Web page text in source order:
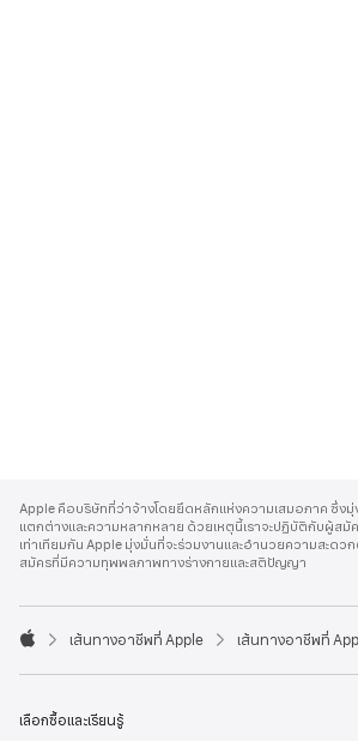
p
p
l
e
o
t
r
Apple คือบริษัทที่ว่าจ้างโดยยึดหลักแห่งความเสมอภาค ซึ่ง
แตกต่างและความหลากหลาย ด้วยเหตุนี้เราจะปฏิบัติกับผู้สมั
เท่าเทียมกัน Apple มุ่งมั่นที่จะร่วมงานและอำนวยความสะดว
สมัครที่มีความทุพพลภาพทางร่างกายและสติปัญญา

p
l
เส้นทางอาชีพที่ Apple เส้นทางอาชีพที่
เลือกซื้อและเรียนรู้